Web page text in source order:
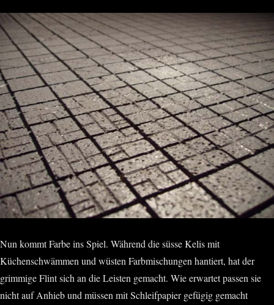
Nun kommt Farbe ins Spiel. Während die süsse Kelis mit
Küchenschwämmen und wüsten Farbmischungen hantiert, hat der
grimmige Flint sich an die Leisten gemacht. Wie erwartet passen sie
nicht auf Anhieb und müssen mit Schleifpapier gefügig gemacht